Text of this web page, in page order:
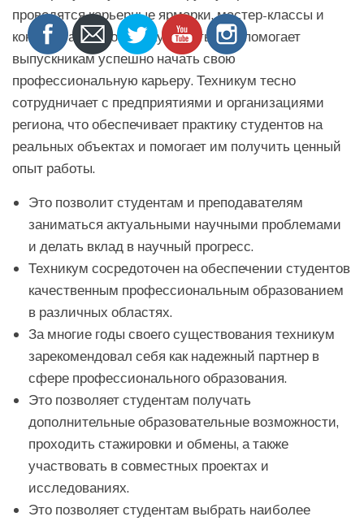
проводятся карьерные ярмарки, мастер-классы и
консультации по поиску работы, что помогает
выпускникам успешно начать свою
профессиональную карьеру. Техникум тесно
сотрудничает с предприятиями и организациями
региона, что обеспечивает практику студентов на
реальных объектах и помогает им получить ценный
опыт работы.
Это позволит студентам и преподавателям
заниматься актуальными научными проблемами
и делать вклад в научный прогресс.
Техникум сосредоточен на обеспечении студентов
качественным профессиональным образованием
в различных областях.
За многие годы своего существования техникум
зарекомендовал себя как надежный партнер в
сфере профессионального образования.
Это позволяет студентам получать
дополнительные образовательные возможности,
проходить стажировки и обмены, а также
участвовать в совместных проектах и
исследованиях.
Это позволяет студентам выбрать наиболее